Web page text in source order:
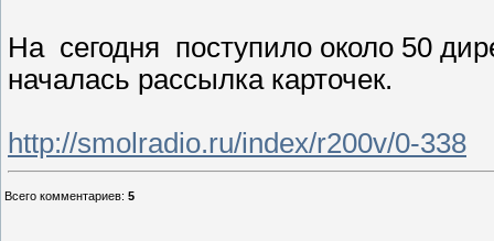
На сегодня поступило около 50
началась рассылка карточек.
http://smolradio.ru/index/r200v/0-338
Всего комментариев: 5